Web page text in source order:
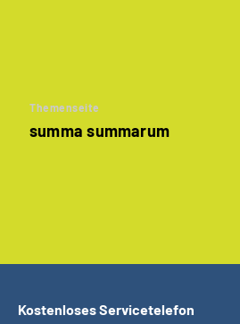
Themenseite
summa summarum
Kostenloses Servicetelefon